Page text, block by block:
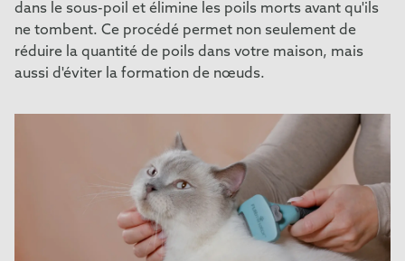
dans le sous-poil et élimine les poils morts avant qu'ils
ne tombent. Ce procédé permet non seulement de
réduire la quantité de poils dans votre maison, mais
aussi d'éviter la formation de nœuds.